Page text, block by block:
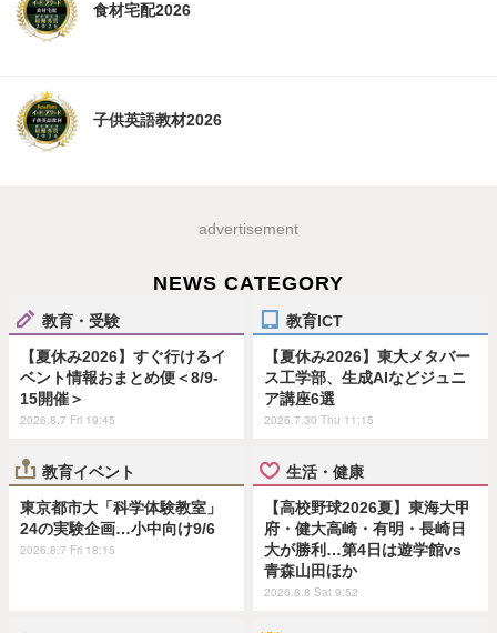
食材宅配2026
子供英語教材2026
advertisement
NEWS CATEGORY
教育・受験
【夏休み2026】すぐ行けるイ
ベント情報おまとめ便＜8/9-
15開催＞
2026.8.7 Fri 19:45
教育ICT
【夏休み2026】東大メタバー
ス工学部、生成AIなどジュニ
ア講座6選
2026.7.30 Thu 11:15
教育イベント
東京都市大「科学体験教室」
24の実験企画…小中向け9/6
2026.8.7 Fri 18:15
生活・健康
【高校野球2026夏】東海大甲
府・健大高崎・有明・長崎日
大が勝利…第4日は遊学館vs
青森山田ほか
2026.8.8 Sat 9:52